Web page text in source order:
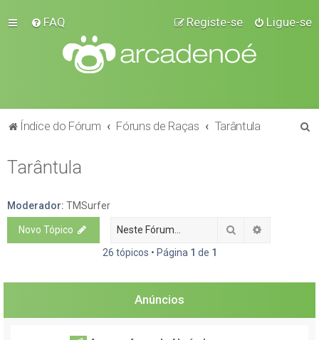
FAQ Ligue-se
Registe-se
Índice do Fórum Fóruns de Raças Tarântula
r
Tarântula
Moderador: TMSurfer
Novo Tópico Pesquisar
26 tópicos • Página 1 de 1
Anúncios